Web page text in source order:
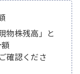
物株残高」と
額
確認くださ